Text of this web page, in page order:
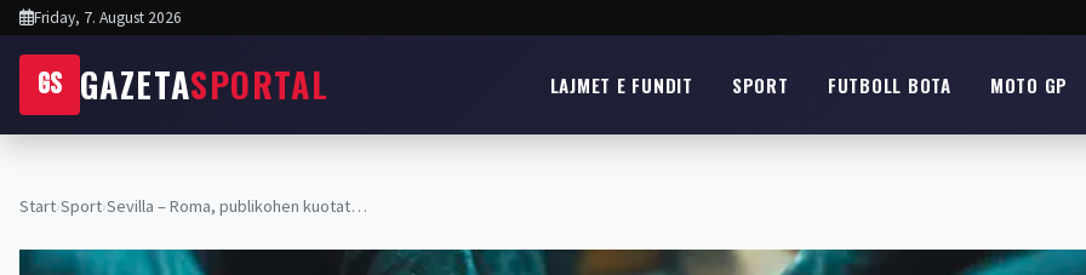
Friday, 7. August 2026
GS GAZETASPORTAL LAJMET E FUNDIT SPORT FUTBOLL BOTA MOTO GP
Start›Sport›Sevilla – Roma, publikohen kuotat…